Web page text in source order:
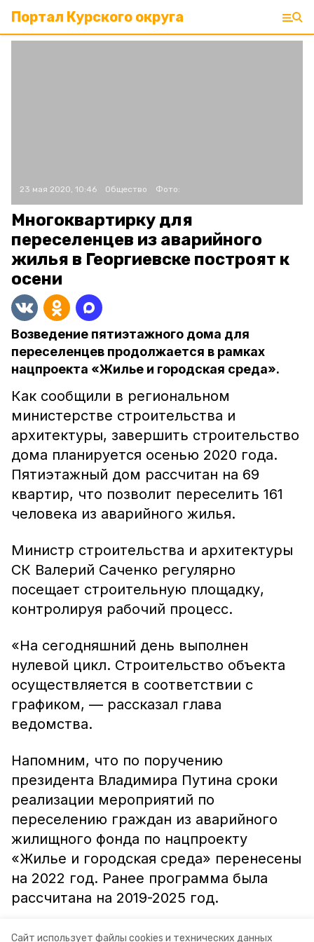
Сайт использует файлы cookies и технических данных
Портал Курского округа
23 мая 2020, 10:46 Общество Фото:
Многоквартирку для
переселенцев из аварийного
жилья в Георгиевске построят к
осени
Возведение пятиэтажного дома для
переселенцев продолжается в рамках
нацпроекта «Жилье и городская среда».
Как сообщили в региональном
министерстве строительства и
архитектуры, завершить строительство
дома планируется осенью 2020 года.
Пятиэтажный дом рассчитан на 69
квартир, что позволит переселить 161
человека из аварийного жилья.
Министр строительства и архитектуры
СК Валерий Саченко регулярно
посещает строительную площадку,
контролируя рабочий процесс.
«На сегодняшний день выполнен
нулевой цикл. Строительство объекта
осуществляется в соответствии с
графиком, — рассказал глава
ведомства.
Напомним, что по поручению
президента Владимира Путина сроки
реализации мероприятий по
переселению граждан из аварийного
жилищного фонда по нацпроекту
«Жилье и городская среда» перенесены
на 2022 год. Ранее программа была
рассчитана на 2019-2025 год.
Всего в регионереализуютшесть